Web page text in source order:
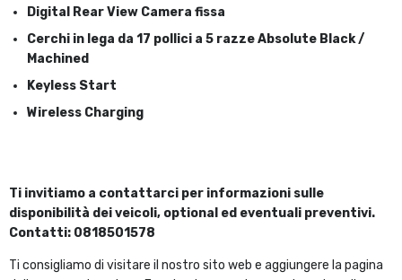
Digital Rear View Camera fissa
Cerchi in lega da 17 pollici a 5 razze Absolute Black /
Machined
Keyless Start
Wireless Charging
Ti invitiamo a contattarci per informazioni sulle
disponibilità dei veicoli, optional ed eventuali preventivi.
Contatti: 0818501578
Ti consigliamo di visitare il nostro sito web e aggiungere la pagina